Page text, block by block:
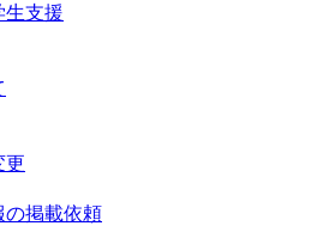
生支援
更
の掲載依頼